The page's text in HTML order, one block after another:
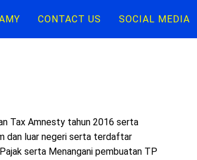
CONTACT US SOCIAL MEDIA
Tax Amnesty tahun 2016 serta
dan luar negeri serta terdaftar
serta Menangani pembuatan TP